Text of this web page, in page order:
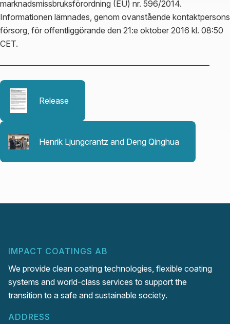
marknadsmissbruksförordning (EU) nr. 596/2014.
Informationen lämnades, genom ovanstående kontaktpersons
försorg, för offentliggörande den 21:e oktober 2016 kl. 08:50
CET.
—————————————————————————–
Release
Henrik Ljungcrantz and Deng Qinghua
IMPACT COATINGS AB
We provide clean coating technologies, flexible coating
systems and world-class services to support the
transition to a safe and sustainable society.
ADDRESS